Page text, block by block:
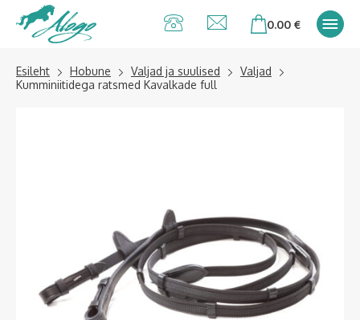
Alogo Hobu ja
ratsavarustus
0.00 €
Esileht Hobune Valjad ja suulised
Valjad
Kumminiitidega ratsmed Kavalkade full